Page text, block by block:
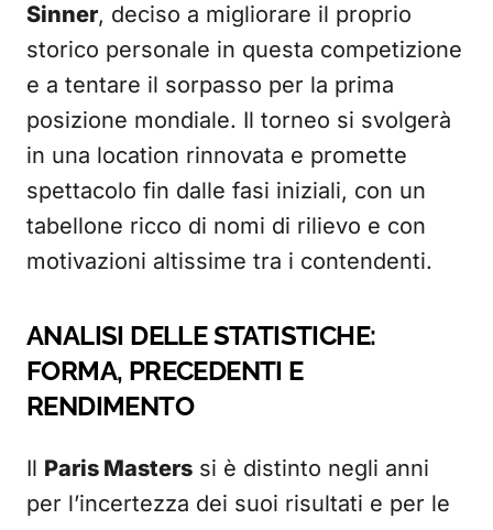
Sinner, deciso a migliorare il proprio
storico personale in questa competizione
e a tentare il sorpasso per la prima
posizione mondiale. Il torneo si svolgerà
in una location rinnovata e promette
spettacolo fin dalle fasi iniziali, con un
tabellone ricco di nomi di rilievo e con
motivazioni altissime tra i contendenti.
ANALISI DELLE STATISTICHE:
FORMA, PRECEDENTI E
RENDIMENTO
Il Paris Masters si è distinto negli anni
per l’incertezza dei suoi risultati e per le